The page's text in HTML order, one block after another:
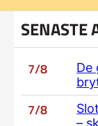
SENASTE
7/8
De
7/8
–